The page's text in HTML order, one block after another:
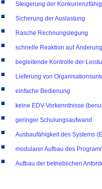
Steigerung der
Sicherung der Auslastung
Rasche Rechnungslegung
schnelle Reaktion auf
begleitende Kontrolle der
Lieferung von
einfache Bedienung
keine EDV-Vorkenntnisse
geringer Schulungsaufwand
Ausbaufähigkeit des Systems
modularer Aufbau des
Aufbau der betrieblichen